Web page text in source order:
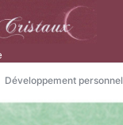
Développement personnel